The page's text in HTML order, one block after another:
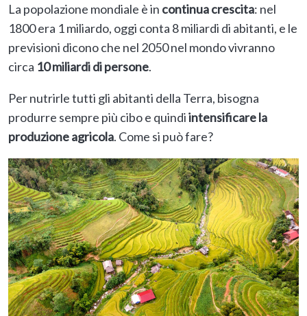
La popolazione mondiale è in continua crescita: nel
1800 era 1 miliardo, oggi conta 8 miliardi di abitanti, e le
previsioni dicono che nel 2050 nel mondo vivranno
circa 10 miliardi di persone.
Per nutrirle tutti gli abitanti della Terra, bisogna
produrre sempre più cibo e quindiintensificare la
produzione agricola. Come si può fare?